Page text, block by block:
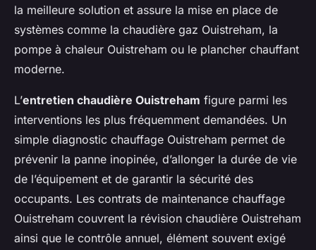
la meilleure solution et assure la mise en place de
systèmes comme la chaudière gaz Ouistreham, la
pompe à chaleur Ouistreham ou le plancher chauffant
moderne.
L’entretien chaudière Ouistreham figure parmi les
interventions les plus fréquemment demandées. Un
simple diagnostic chauffage Ouistreham permet de
prévenir la panne inopinée, d’allonger la durée de vie
de l’équipement et de garantir la sécurité des
occupants. Les contrats de maintenance chauffage
Ouistreham couvrent la révision chaudière Ouistreham
ainsi que le contrôle annuel, élément souvent exigé